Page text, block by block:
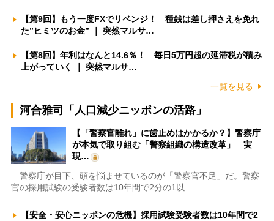
【第9回】もう一度FXでリベンジ！ 種銭は差し押さえを免れ
た”ヒミツのお金” ｜ 突然マルサ…
【第8回】年利はなんと14.6％！ 毎日5万円超の延滞税が積み
上がっていく ｜ 突然マルサ…
一覧を見る
河合雅司「人口減少ニッポンの活路」
【「警察官離れ」に歯止めはかかるか？】警察庁
が本気で取り組む「警察組織の構造改革」 実
現…
警察庁が目下、頭を悩ませているのが「警察官不足」だ。警察
官の採用試験の受験者数は10年間で2分の1以…
【安全・安心ニッポンの危機】採用試験受験者数は10年間で2